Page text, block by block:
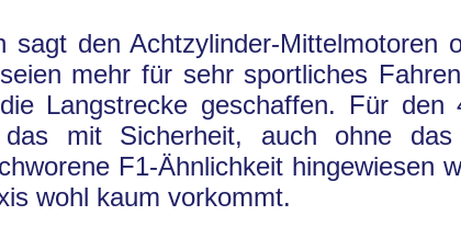
sagt den Achtzylinder-Mittelmotoren
mehr für sehr sportliches
Langstrecke geschaffen. Für den
mit Sicherheit, auch ohne
F1-Ähnlichkeit hingewiesen
wohl kaum vorkommt.